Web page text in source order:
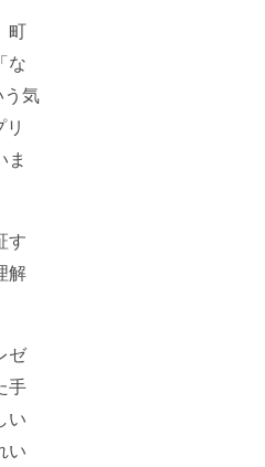
町
な
気
ま
す
解
ゼ
手
い
い